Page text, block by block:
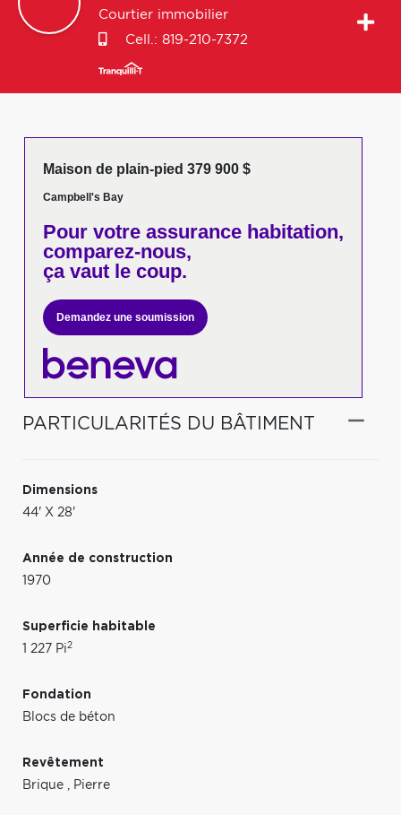
Courtier immobilier
Cell.: 819-210-7372
Maison de plain-pied 379 900 $
Campbell's Bay
Pour votreassurance habitation,
comparez-nous,
ça vaut le coup.
Demandez une soumission
PARTICULARITÉS DU BÂTIMENT
Dimensions
44' X 28'
Année de construction
1970
Superficie habitable
1 227 Pi2
Fondation
Blocs de béton
Revêtement
Brique , Pierre